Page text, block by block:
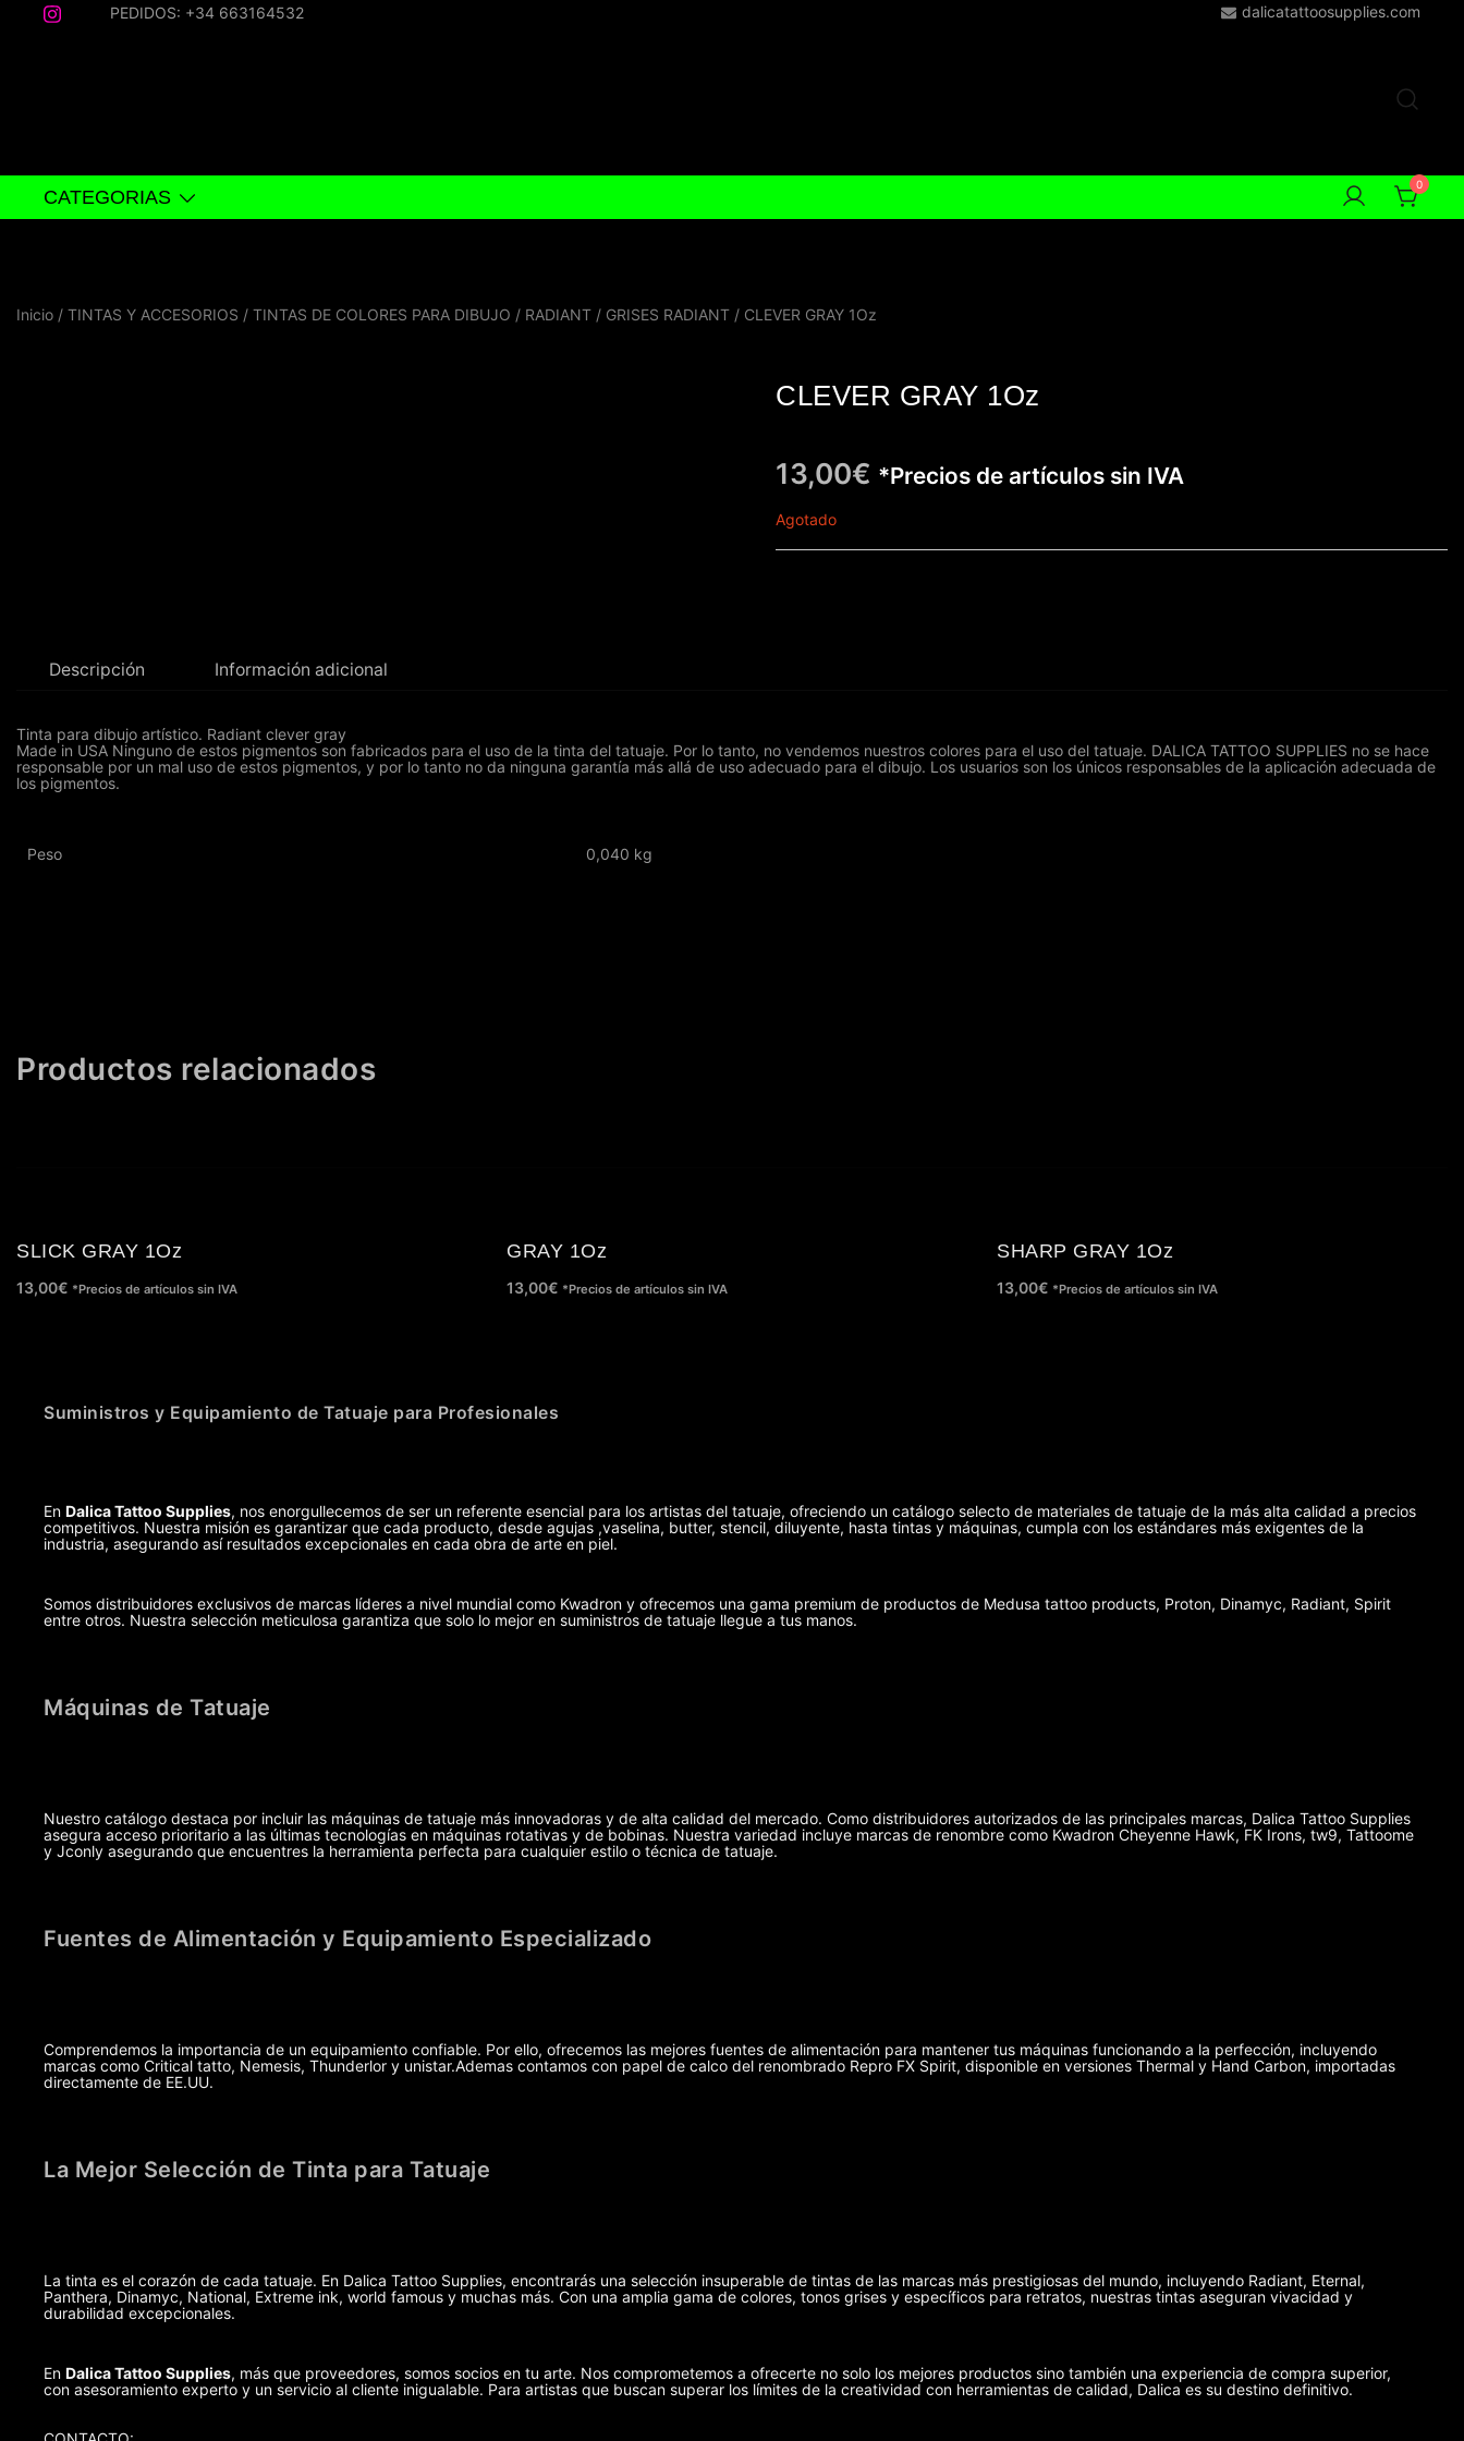
PEDIDOS: +34 663164532 dalicatattoosupplies.com
CATEGORIAS
0
Inicio / TINTAS Y ACCESORIOS / TINTAS DE COLORES PARA DIBUJO / RADIANT / GRISES RADIANT / CLEVER GRAY 1Oz
CLEVER GRAY 1Oz
13,00€ *Precios de artículos sin IVA
Agotado
Descripción Información adicional
Tinta para dibujo artístico. Radiant clever gray
Made in USA Ninguno de estos pigmentos son fabricados para el uso de la tinta del tatuaje. Por lo tanto, no vendemos nuestros colores para el uso del tatuaje. DALICA TATTOO SUPPLIES no se hace
responsable por un mal uso de estos pigmentos, y por lo tanto no da ninguna garantía más allá de uso adecuado para el dibujo. Los usuarios son los únicos responsables de la aplicación adecuada de
los pigmentos.
Peso 0,040 kg
Productos relacionados
SLICK GRAY 1Oz
13,00€ *Precios de artículos sin IVA
GRAY 1Oz
13,00€ *Precios de artículos sin IVA
SHARP GRAY 1Oz
13,00€ *Precios de artículos sin IVA
Suministros y Equipamiento de Tatuaje para Profesionales
En Dalica Tattoo Supplies, nos enorgullecemos de ser un referente esencial para los artistas del tatuaje, ofreciendo un catálogo selecto de materiales de tatuaje de la más alta calidad a precios
competitivos. Nuestra misión es garantizar que cada producto, desde agujas ,vaselina, butter, stencil, diluyente, hasta tintas y máquinas, cumpla con los estándares más exigentes de la
industria, asegurando así resultados excepcionales en cada obra de arte en piel.
Somos distribuidores exclusivos de marcas líderes a nivel mundial como Kwadron y ofrecemos una gama premium de productos de Medusa tattoo products, Proton, Dinamyc, Radiant, Spirit
entre otros. Nuestra selección meticulosa garantiza que solo lo mejor en suministros de tatuaje llegue a tus manos.
Máquinas de Tatuaje
Nuestro catálogo destaca por incluir las máquinas de tatuaje más innovadoras y de alta calidad del mercado. Como distribuidores autorizados de las principales marcas, Dalica Tattoo Supplies
asegura acceso prioritario a las últimas tecnologías en máquinas rotativas y de bobinas. Nuestra variedad incluye marcas de renombre como Kwadron Cheyenne Hawk, FK Irons, tw9, Tattoome
y Jconly asegurando que encuentres la herramienta perfecta para cualquier estilo o técnica de tatuaje.
Fuentes de Alimentación y Equipamiento Especializado
Comprendemos la importancia de un equipamiento confiable. Por ello, ofrecemos las mejores fuentes de alimentación para mantener tus máquinas funcionando a la perfección, incluyendo
marcas como Critical tatto, Nemesis, Thunderlor y unistar.Ademas contamos con papel de calco del renombrado Repro FX Spirit, disponible en versiones Thermal y Hand Carbon, importadas
directamente de EE.UU.
La Mejor Selección de Tinta para Tatuaje
La tinta es el corazón de cada tatuaje. En Dalica Tattoo Supplies, encontrarás una selección insuperable de tintas de las marcas más prestigiosas del mundo, incluyendo Radiant, Eternal,
Panthera, Dinamyc, National, Extreme ink, world famous y muchas más. Con una amplia gama de colores, tonos grises y específicos para retratos, nuestras tintas aseguran vivacidad y
durabilidad excepcionales.
En Dalica Tattoo Supplies, más que proveedores, somos socios en tu arte. Nos comprometemos a ofrecerte no solo los mejores productos sino también una experiencia de compra superior,
con asesoramiento experto y un servicio al cliente inigualable. Para artistas que buscan superar los límites de la creatividad con herramientas de calidad, Dalica es su destino definitivo.